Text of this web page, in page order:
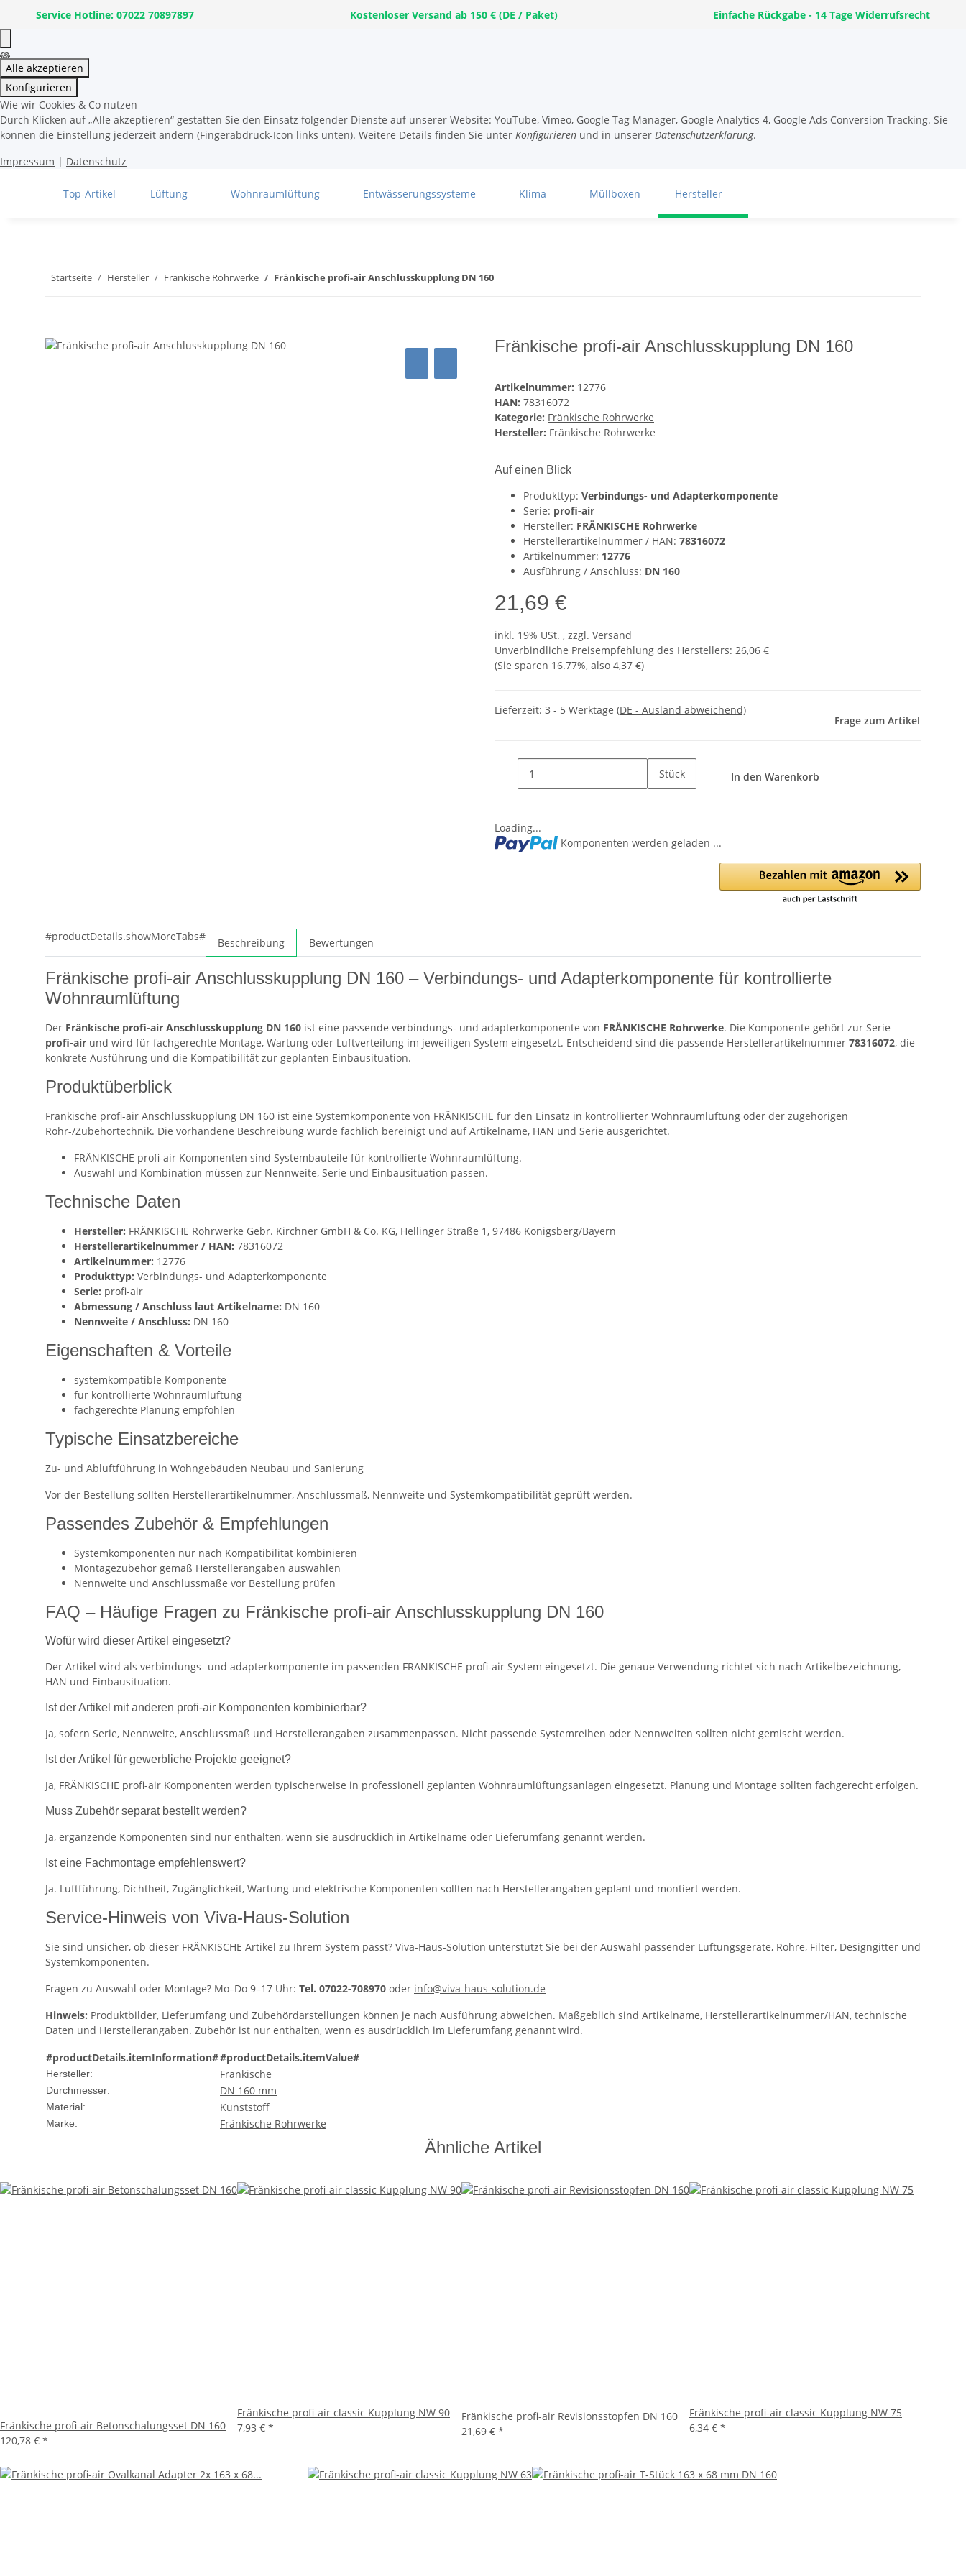
Service Hotline: 07022 70897897 Kostenloser Versand ab 150 € (DE / Paket) Einfache Rückgabe - 14 Tage Widerrufsrecht
Alle akzeptieren
Konfigurieren
Wie wir Cookies & Co nutzen
Durch Klicken auf „Alle akzeptieren“ gestatten Sie den Einsatz folgender Dienste auf unserer Website: YouTube, Vimeo, Google Tag Manager, Google Analytics 4, Google Ads Conversion Tracking. Sie
können die Einstellung jederzeit ändern (Fingerabdruck-Icon links unten). Weitere Details finden Sie unter Konfigurieren und in unserer Datenschutzerklärung.
Impressum | Datenschutz
Top-Artikel Lüftung Wohnraumlüftung Entwässerungssysteme Klima Müllboxen Hersteller
Startseite Hersteller Fränkische Rohrwerke Fränkische profi-air Anschlusskupplung DN 160
Fränkische profi-air Anschlusskupplung DN 160
Artikelnummer: 12776
HAN: 78316072
Kategorie: Fränkische Rohrwerke
Hersteller: Fränkische Rohrwerke
Auf einen Blick
Produkttyp: Verbindungs- und Adapterkomponente
Serie: profi-air
Hersteller: FRÄNKISCHE Rohrwerke
Herstellerartikelnummer / HAN: 78316072
Artikelnummer: 12776
Ausführung / Anschluss: DN 160
21,69 €
inkl. 19% USt. , zzgl. Versand
Unverbindliche Preisempfehlung des Herstellers: 26,06 €
(Sie sparen 16.77%, also 4,37 €)
Lieferzeit: 3 - 5 Werktage (DE - Ausland abweichend)
Frage zum Artikel
Stück In den Warenkorb
Loading...
Komponenten werden geladen ...
#productDetails.showMoreTabs# Beschreibung Bewertungen
Fränkische profi-air Anschlusskupplung DN 160 – Verbindungs- und Adapterkomponente für kontrollierte
Wohnraumlüftung
Der Fränkische profi-air Anschlusskupplung DN 160 ist eine passende verbindungs- und adapterkomponente von FRÄNKISCHE Rohrwerke. Die Komponente gehört zur Serie
profi-air und wird für fachgerechte Montage, Wartung oder Luftverteilung im jeweiligen System eingesetzt. Entscheidend sind die passende Herstellerartikelnummer 78316072, die
konkrete Ausführung und die Kompatibilität zur geplanten Einbausituation.
Produktüberblick
Fränkische profi-air Anschlusskupplung DN 160 ist eine Systemkomponente von FRÄNKISCHE für den Einsatz in kontrollierter Wohnraumlüftung oder der zugehörigen
Rohr-/Zubehörtechnik. Die vorhandene Beschreibung wurde fachlich bereinigt und auf Artikelname, HAN und Serie ausgerichtet.
FRÄNKISCHE profi-air Komponenten sind Systembauteile für kontrollierte Wohnraumlüftung.
Auswahl und Kombination müssen zur Nennweite, Serie und Einbausituation passen.
Technische Daten
Hersteller: FRÄNKISCHE Rohrwerke Gebr. Kirchner GmbH & Co. KG, Hellinger Straße 1, 97486 Königsberg/Bayern
Herstellerartikelnummer / HAN: 78316072
Artikelnummer: 12776
Produkttyp: Verbindungs- und Adapterkomponente
Serie: profi-air
Abmessung / Anschluss laut Artikelname: DN 160
Nennweite / Anschluss: DN 160
Eigenschaften & Vorteile
systemkompatible Komponente
für kontrollierte Wohnraumlüftung
fachgerechte Planung empfohlen
Typische Einsatzbereiche
Zu- und Abluftführung in Wohngebäuden Neubau und Sanierung
Vor der Bestellung sollten Herstellerartikelnummer, Anschlussmaß, Nennweite und Systemkompatibilität geprüft werden.
Passendes Zubehör & Empfehlungen
Systemkomponenten nur nach Kompatibilität kombinieren
Montagezubehör gemäß Herstellerangaben auswählen
Nennweite und Anschlussmaße vor Bestellung prüfen
FAQ – Häufige Fragen zu Fränkische profi-air Anschlusskupplung DN 160
Wofür wird dieser Artikel eingesetzt?
Der Artikel wird als verbindungs- und adapterkomponente im passenden FRÄNKISCHE profi-air System eingesetzt. Die genaue Verwendung richtet sich nach Artikelbezeichnung,
HAN und Einbausituation.
Ist der Artikel mit anderen profi-air Komponenten kombinierbar?
Ja, sofern Serie, Nennweite, Anschlussmaß und Herstellerangaben zusammenpassen. Nicht passende Systemreihen oder Nennweiten sollten nicht gemischt werden.
Ist der Artikel für gewerbliche Projekte geeignet?
Ja, FRÄNKISCHE profi-air Komponenten werden typischerweise in professionell geplanten Wohnraumlüftungsanlagen eingesetzt. Planung und Montage sollten fachgerecht erfolgen.
Muss Zubehör separat bestellt werden?
Ja, ergänzende Komponenten sind nur enthalten, wenn sie ausdrücklich in Artikelname oder Lieferumfang genannt werden.
Ist eine Fachmontage empfehlenswert?
Ja. Luftführung, Dichtheit, Zugänglichkeit, Wartung und elektrische Komponenten sollten nach Herstellerangaben geplant und montiert werden.
Service-Hinweis von Viva-Haus-Solution
Sie sind unsicher, ob dieser FRÄNKISCHE Artikel zu Ihrem System passt? Viva-Haus-Solution unterstützt Sie bei der Auswahl passender Lüftungsgeräte, Rohre, Filter, Designgitter und
Systemkomponenten.
Fragen zu Auswahl oder Montage? Mo–Do 9–17 Uhr: Tel. 07022-708970 oder info@viva-haus-solution.de
Hinweis: Produktbilder, Lieferumfang und Zubehördarstellungen können je nach Ausführung abweichen. Maßgeblich sind Artikelname, Herstellerartikelnummer/HAN, technische
Daten und Herstellerangaben. Zubehör ist nur enthalten, wenn es ausdrücklich im Lieferumfang genannt wird.
#productDetails.itemInformation##productDetails.itemValue#
Hersteller: Fränkische
Durchmesser: DN 160 mm
Material: Kunststoff
Marke: Fränkische Rohrwerke
Ähnliche Artikel
Fränkische profi-air Betonschalungsset DN 160
120,78 € *
Fränkische profi-air classic Kupplung NW 90
7,93 € *
Fränkische profi-air Revisionsstopfen DN 160
21,69 € *
Fränkische profi-air classic Kupplung NW 75
6,34 € *